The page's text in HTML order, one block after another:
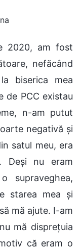
2020, am fost
nefăcând
biserica mea
de PCC existau
n-am putut
negativă și
satul meu, era
Deși nu eram
supraveghea,
starea mea și
mă ajute. I-am
mă disprețuia
că eram o